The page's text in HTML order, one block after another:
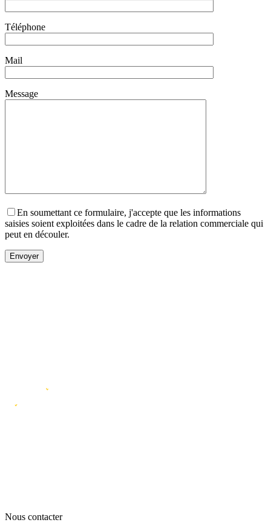
Téléphone
Mail
Message
En soumettant ce formulaire, j'accepte que les informations
saisies soient exploitées dans le cadre de la relation commerciale qui
peut en découler.
Nous contacter